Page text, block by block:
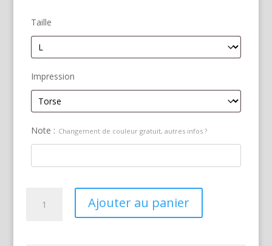
Taille
Impression
Note : Changement de couleur gratuit, autres infos ?
Ajouter au panier